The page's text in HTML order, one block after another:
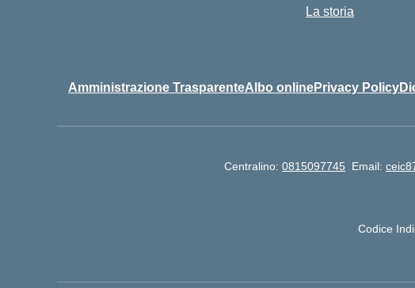
La storia
Amministrazione TrasparenteAlbo onlinePrivacy Policy
Centralino: 0815097745 Email:
Codice